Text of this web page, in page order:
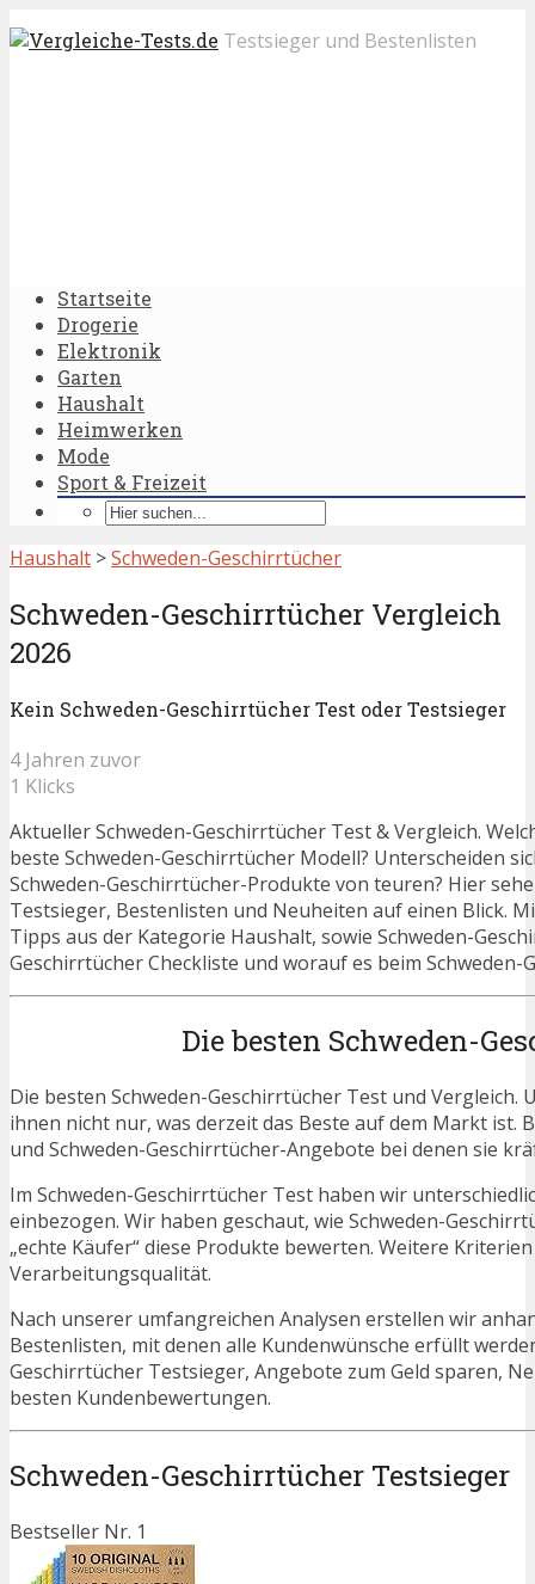
Testsieger und Bestenlisten
Startseite
Drogerie
Elektronik
Garten
Haushalt
Heimwerken
Mode
Sport & Freizeit
Haushalt >Schweden-Geschirrtücher
Schweden-Geschirrtücher Vergleich
2026
Kein Schweden-Geschirrtücher Test oder Testsieger
4 Jahren zuvor
1 Klicks
Aktueller Schweden-Geschirrtücher Test & Vergleich.
beste Schweden-Geschirrtücher Modell? Unterscheiden
Schweden-Geschirrtücher-Produkte von teuren? Hier
Testsieger, Bestenlisten und Neuheiten auf einen Blick.
Tipps aus der Kategorie Haushalt, sowie Schweden-
Geschirrtücher Checkliste und worauf es beim
Die besten Schweden-
Die besten Schweden-Geschirrtücher Test und
ihnen nicht nur, was derzeit das Beste auf dem Markt ist.
und Schweden-Geschirrtücher-Angebote bei denen sie
Im Schweden-Geschirrtücher Test haben wir
einbezogen. Wir haben geschaut, wie Schweden-
„echte Käufer“ diese Produkte bewerten. Weitere
Verarbeitungsqualität.
Nach unserer umfangreichen Analysen erstellen wir
Bestenlisten, mit denen alle Kundenwünsche erfüllt
Geschirrtücher Testsieger, Angebote zum Geld sparen,
besten Kundenbewertungen.
Schweden-Geschirrtücher Testsieger
Bestseller Nr. 1